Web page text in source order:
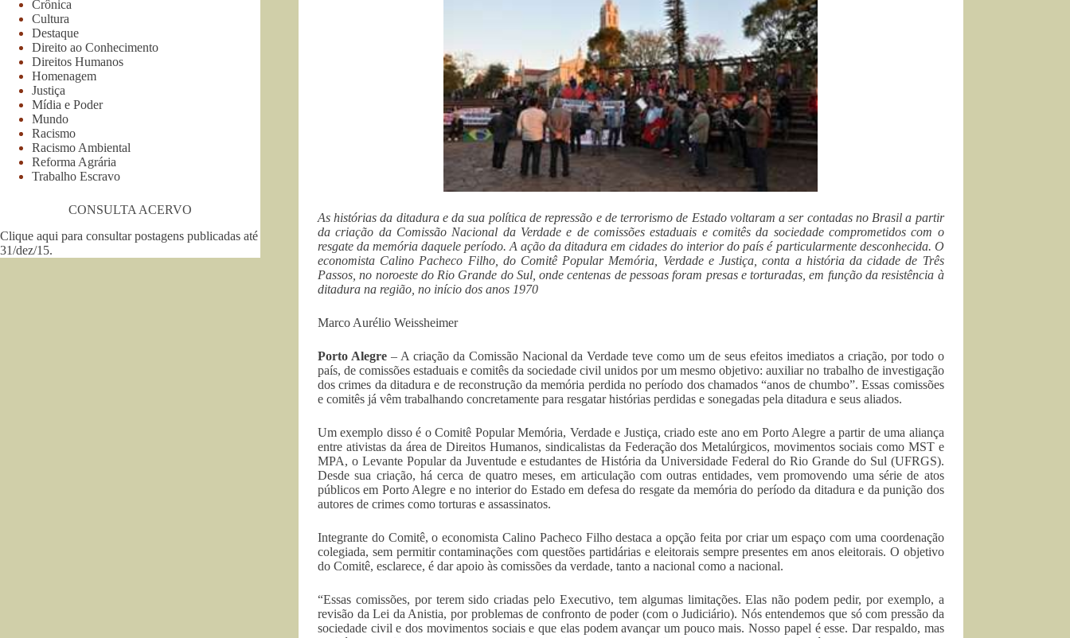
As histórias da ditadura e da sua política de repressão e de terrorismo de Estado voltaram a ser contadas no Brasil a partir
da criação da Comissão Nacional da Verdade e de comissões estaduais e comitês da sociedade comprometidos com o
resgate da memória daquele período. A ação da ditadura em cidades do interior do país é particularmente desconhecida. O
economista Calino Pacheco Filho, do Comitê Popular Memória, Verdade e Justiça, conta a história da cidade de Três
Passos, no noroeste do Rio Grande do Sul, onde centenas de pessoas foram presas e torturadas, em função da resistência à
ditadura na região, no início dos anos 1970
Marco Aurélio Weissheimer
Porto Alegre– A criação da Comissão Nacional da Verdade teve como um de seus efeitos imediatos a criação, por todo o
país, de comissões estaduais e comitês da sociedade civil unidos por um mesmo objetivo: auxiliar no trabalho de investigação
dos crimes da ditadura e de reconstrução da memória perdida no período dos chamados “anos de chumbo”. Essas comissões
e comitês já vêm trabalhando concretamente para resgatar histórias perdidas e sonegadas pela ditadura e seus aliados.
Um exemplo disso é o Comitê Popular Memória, Verdade e Justiça, criado este ano em Porto Alegre a partir de uma aliança
entre ativistas da área de Direitos Humanos, sindicalistas da Federação dos Metalúrgicos, movimentos sociais como MST e
MPA, o Levante Popular da Juventude e estudantes de História da Universidade Federal do Rio Grande do Sul (UFRGS).
Desde sua criação, há cerca de quatro meses, em articulação com outras entidades, vem promovendo uma série de atos
públicos em Porto Alegre e no interior do Estado em defesa do resgate da memória do período da ditadura e da punição dos
autores de crimes como torturas e assassinatos.
Integrante do Comitê, o economista Calino Pacheco Filho destaca a opção feita por criar um espaço com uma coordenação
colegiada, sem permitir contaminações com questões partidárias e eleitorais sempre presentes em anos eleitorais. O objetivo
do Comitê, esclarece, é dar apoio às comissões da verdade, tanto a nacional como a nacional.
“Essas comissões, por terem sido criadas pelo Executivo, tem algumas limitações. Elas não podem pedir, por exemplo, a
revisão da Lei da Anistia, por problemas de confronto de poder (com o Judiciário). Nós entendemos que só com pressão da
sociedade civil e dos movimentos sociais e que elas podem avançar um pouco mais. Nosso papel é esse. Dar respaldo, mas
Crônica
Cultura
Destaque
Direito ao Conhecimento
Direitos Humanos
Homenagem
Justiça
Mídia e Poder
Mundo
Racismo
Racismo Ambiental
Reforma Agrária
Trabalho Escravo
CONSULTA ACERVO
Clique aqui para consultar postagens publicadas até
31/dez/15.